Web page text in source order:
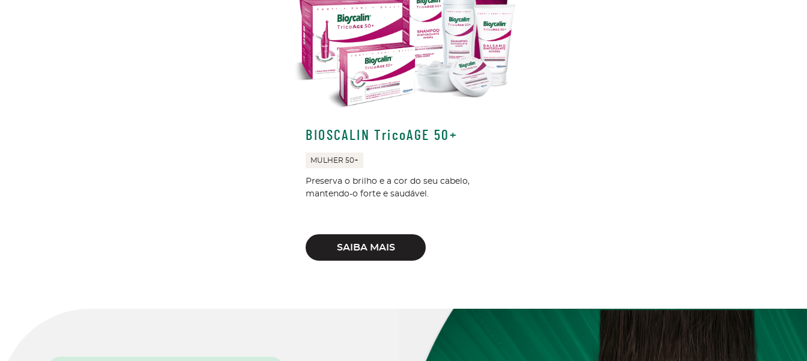
BIOSCALIN TricoAGE 50+
MULHER 50+
Preserva o brilho e a cor do seu cabelo,
mantendo-o forte e saudável.
SAIBA MAIS